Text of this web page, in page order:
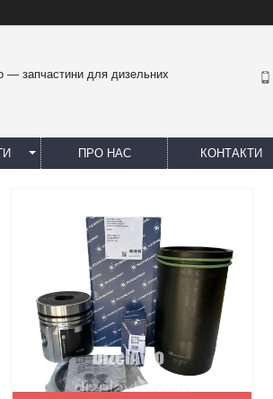
— запчастини для дизельних
ПРО НАС КОНТАКТИ